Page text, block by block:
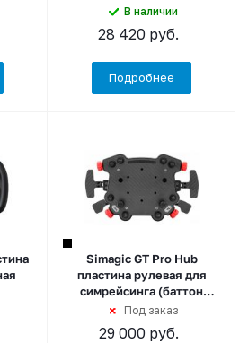
В наличии
28 420 руб.
Подробнее
Simagic GT Pro Hub
пластина рулевая для
симрейсинга (баттон
плейт)
Под заказ
29 000руб.